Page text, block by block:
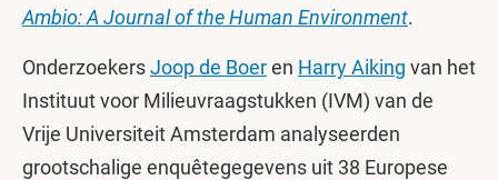
Ambio: A Journal of the Human Environment.
OnderzoekersJoop de Boeren Harry Aiking van het
Instituut voor Milieuvraagstukken (IVM) van de
Vrije Universiteit Amsterdam analyseerden
grootschalige enquêtegegevens uit 38 Europese